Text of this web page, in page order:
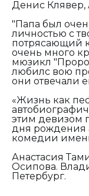
Денис Клявер,
"Папа был
личностью с
потрясающий
очень много
мюзикл
любилс вою
они отвечали
«Жизнь как
этим девизом
дня рождения
комедии
Анастасия
Осипова.
Петербург.